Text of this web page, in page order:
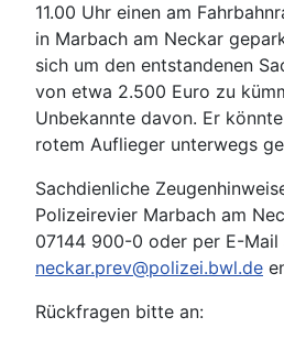
11.00 Uhr einen am
in Marbach am Neckar
sich um den entstandenen
von etwa 2.500 Euro zu
Unbekannte davon. Er
rotem Auflieger unterwegs
Sachdienliche
Polizeirevier Marbach am
07144 900-0 oder per E-Mail
neckar.prev@polizei.bwl.de
Rückfragen bitte an: